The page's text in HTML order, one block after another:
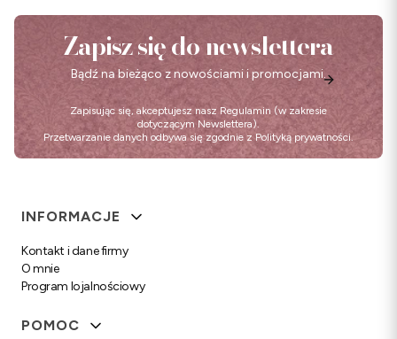
Zapisz się do newslettera
Bądź na bieżąco z nowościami i promocjami.
Zapisując się, akceptujesz nasz Regulamin (w zakresie
dotyczącym Newslettera).
Przetwarzanie danych odbywa się zgodnie z Polityką prywatności.
Linki w stopce
INFORMACJE
Kontakt i dane firmy
O mnie
Program lojalnościowy
POMOC